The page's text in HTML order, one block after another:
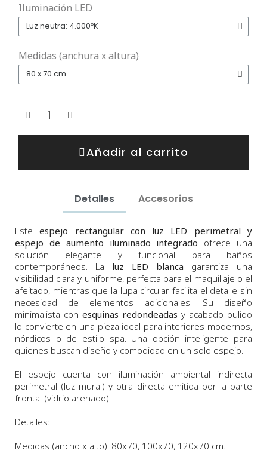
Iluminación LED
Medidas (anchura x altura)
Añadir al carrito
Detalles Accesorios
Esteespejo rectangular con luz LED perimetral y
espejo de aumento iluminado integrado ofrece una
solución elegante y funcional para baños
contemporáneos. La luz LED blanca garantiza una
visibilidad clara y uniforme, perfecta para el maquillaje o el
afeitado, mientras que la lupa circular facilita el detalle sin
necesidad de elementos adicionales. Su diseño
minimalista con esquinas redondeadas y acabado pulido
lo convierte en una pieza ideal para interiores modernos,
nórdicos o de estilo spa. Una opción inteligente para
quienes buscan diseño y comodidad en un solo espejo.
El espejo cuenta con iluminación ambiental indirecta
perimetral (luz mural) y otra directa emitida por la parte
frontal (vidrio arenado).
Detalles:
Medidas (ancho x alto): 80x70, 100x70, 120x70 cm.